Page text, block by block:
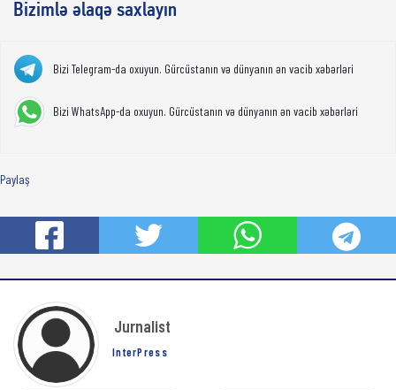
Bizimlə əlaqə saxlayın
Bizi Telegram-da oxuyun. Gürcüstanın və dünyanın ən vacib xəbərləri
Bizi WhatsApp-da oxuyun. Gürcüstanın və dünyanın ən vacib xəbərləri
Paylaş
Jurnalist
InterPress